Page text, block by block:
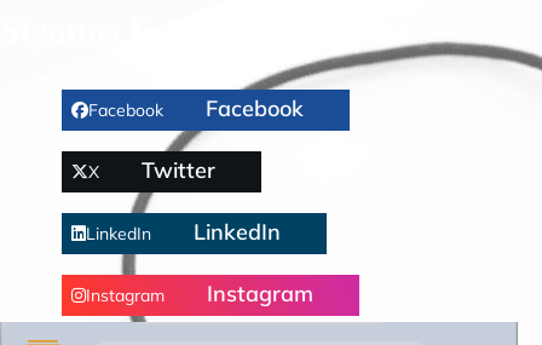
Facebook Facebook
X Twitter
LinkedIn LinkedIn
Instagram Instagram